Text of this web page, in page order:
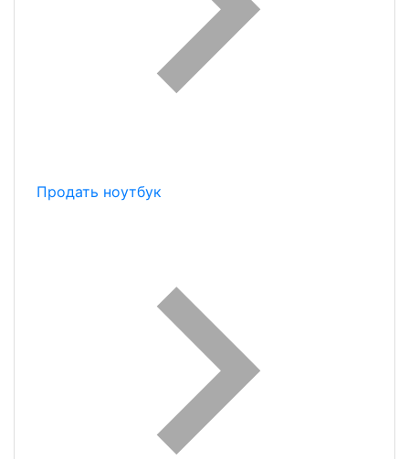
Продать ноутбук